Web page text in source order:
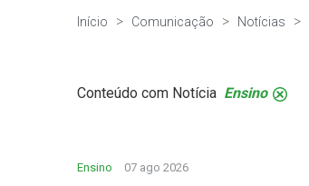
Início Comunicação Notícias
Conteúdo com Notícia Ensino .
Ensino 07 ago 2026